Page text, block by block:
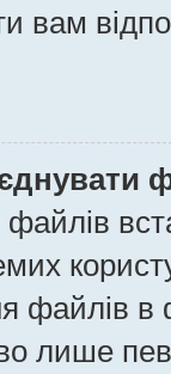
вам
файлів в
лише